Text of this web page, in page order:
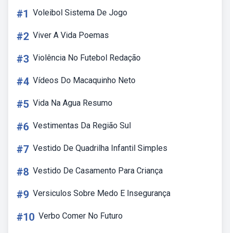
#1 Voleibol Sistema De Jogo
#2 Viver A Vida Poemas
#3 Violência No Futebol Redação
#4 Vídeos Do Macaquinho Neto
#5 Vida Na Agua Resumo
#6 Vestimentas Da Região Sul
#7 Vestido De Quadrilha Infantil Simples
#8 Vestido De Casamento Para Criança
#9 Versiculos Sobre Medo E Insegurança
#10 Verbo Comer No Futuro